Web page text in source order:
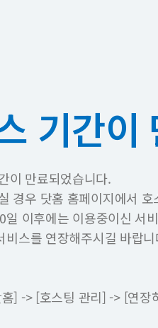
기간이
이 만료되었습니다.
경우 닷홈 홈페이지에서
일 이후에는 이용중이신 서
비스를 연장해주시길 바랍
] -> [호스팅 관리] -> [연